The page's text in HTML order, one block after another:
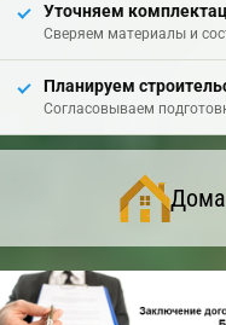
Уточняем
Сверяем материалы и
Планируем
Согласовываем